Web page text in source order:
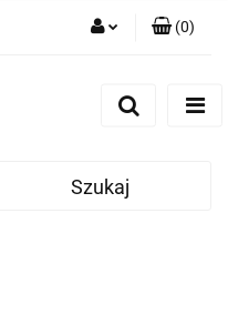
(0)
Szukaj